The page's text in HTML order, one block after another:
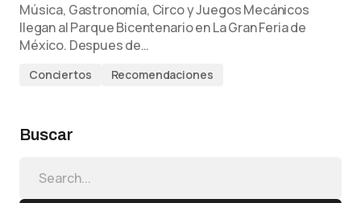
Música, Gastronomía, Circo y Juegos Mecánicos
llegan al Parque Bicentenario en La Gran Feria de
México. Despues de…
Conciertos Recomendaciones
Buscar